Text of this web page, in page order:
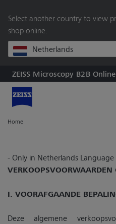
Select another country to view
shop online.
content
ZEISS Microscopy B2B
Home
- Only in Netherlands Language
VERKOOPSVOORWAARDEN
I. VOORAFGAANDE
Deze algemene